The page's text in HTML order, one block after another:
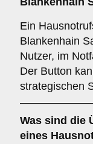
Ein
Blankenhain
Nutzer, im
Der Button
strategischen
Was sind die
eines